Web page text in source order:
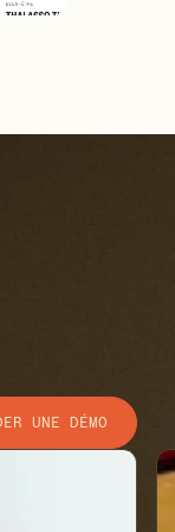
UNE DÉMO